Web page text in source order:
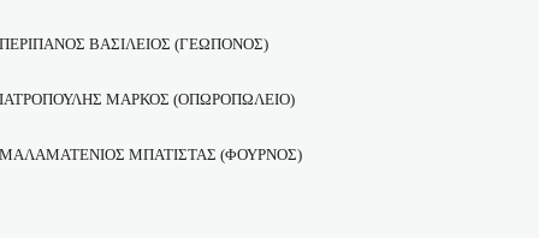
ΠΕΡΙΠΑΝΟΣ ΒΑΣΙΛΕΙΟΣ (ΓΕΩΠΟΝΟΣ)
ΙΑΤΡΟΠΟΥΛΗΣ ΜΑΡΚΟΣ (ΟΠΩΡΟΠΩΛΕΙΟ)
ΜΑΛΑΜΑΤΕΝΙΟΣ ΜΠΑΤΙΣΤΑΣ (ΦΟΥΡΝΟΣ)